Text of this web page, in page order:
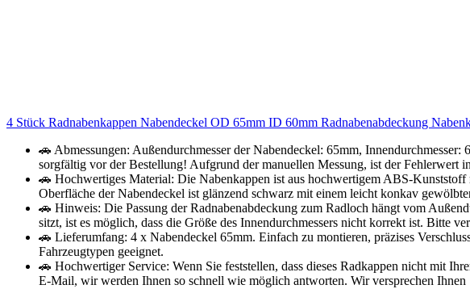
4 Stück Radnabenkappen Nabendeckel OD 65mm ID 60mm Radnabenabdeckung
🚗 Abmessungen: Außendurchmesser der Nabendeckel: 65mm,
sorgfältig vor der Bestellung! Aufgrund der manuellen Messung, ist der Fehlerwert
🚗 Hochwertiges Material: Die Nabenkappen ist aus hochwertigem ABS-
Oberfläche der Nabendeckel ist glänzend schwarz mit einem leicht konkav
🚗 Hinweis: Die Passung der Radnabenabdeckung zum Radloch hängt vom
sitzt, ist es möglich, dass die Größe des Innendurchmessers nicht korrekt ist. Bitte
🚗 Lieferumfang: 4 x Nabendeckel 65mm. Einfach zu montieren, präzises
Fahrzeugtypen geeignet.
🚗 Hochwertiger Service: Wenn Sie feststellen, dass dieses Radkappen nicht mit
E-Mail, wir werden Ihnen so schnell wie möglich antworten. Wir versprechen Ihnen